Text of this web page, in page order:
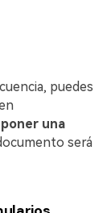
puedes
poner una
será